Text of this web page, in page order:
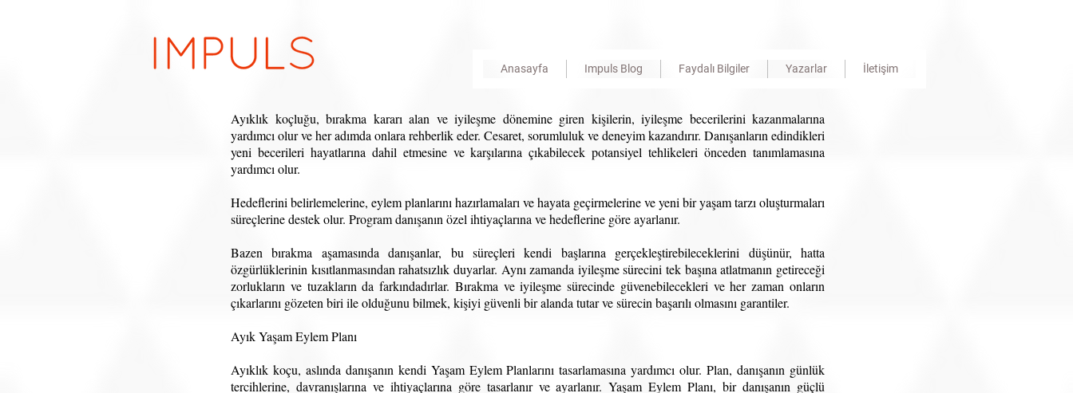
Anasayfa Impuls Blog Faydalı Bilgiler Yazarlar İletişim
Ayıklık koçluğu, bırakma kararı alan ve iyileşme dönemine giren kişilerin, iyileşme becerilerini kazanmalarına
yardımcı olur ve her adımda onlara rehberlik eder. Cesaret, sorumluluk ve deneyim kazandırır. Danışanların edindikleri
yeni becerileri hayatlarına dahil etmesine ve karşılarına çıkabilecek potansiyel tehlikeleri önceden tanımlamasına
yardımcı olur.
Hedeflerini belirlemelerine, eylem planlarını hazırlamaları ve hayata geçirmelerine ve yeni bir yaşam tarzı oluşturmaları
süreçlerine destek olur. Program danışanın özel ihtiyaçlarına ve hedeflerine göre ayarlanır.
Bazen bırakma aşamasında danışanlar, bu süreçleri kendi başlarına gerçekleştirebileceklerini düşünür, hatta
özgürlüklerinin kısıtlanmasından rahatsızlık duyarlar. Aynı zamanda iyileşme sürecini tek başına atlatmanın getireceği
zorlukların ve tuzakların da farkındadırlar. Bırakma ve iyileşme sürecinde güvenebilecekleri ve her zaman onların
çıkarlarını gözeten biri ile olduğunu bilmek, kişiyi güvenli bir alanda tutar ve sürecin başarılı olmasını garantiler.
Ayık Yaşam Eylem Planı
Ayıklık koçu, aslında danışanın kendi Yaşam Eylem Planlarını tasarlamasına yardımcı olur. Plan, danışanın günlük
tercihlerine, davranışlarına ve ihtiyaçlarına göre tasarlanır ve ayarlanır. Yaşam Eylem Planı, bir danışanın güçlü